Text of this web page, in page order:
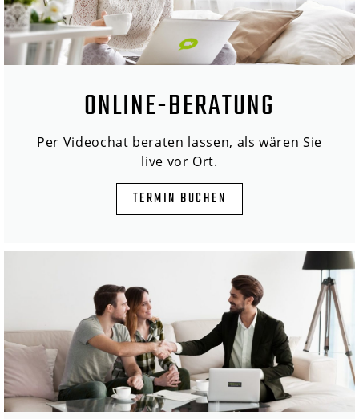
ONLINE-BERATUNG
Per Videochat beraten lassen, als wären Sie
live vor Ort.
TERMIN BUCHEN